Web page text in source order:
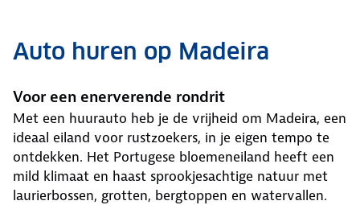
Auto huren op Madeira
Voor een enerverende rondrit
Met een huurauto heb je de vrijheid om Madeira, een
ideaal eiland voor rustzoekers, in je eigen tempo te
ontdekken. Het Portugese bloemeneiland heeft een
mild klimaat en haast sprookjesachtige natuur met
laurierbossen, grotten, bergtoppen en watervallen.